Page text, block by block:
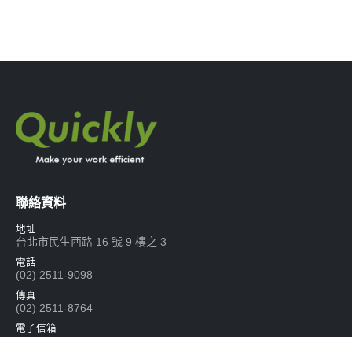
聯絡資料
地址
台北市民生西路 16 號 9 樓之 3
電話
(02) 2511-9098
傳真
(02) 2511-8764
電子信箱